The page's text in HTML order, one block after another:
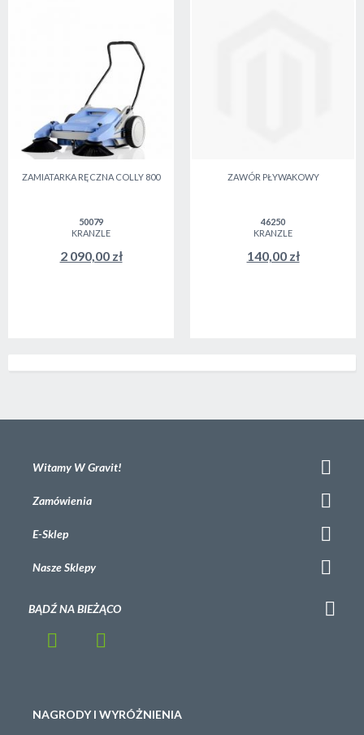
ZAMIATARKA RĘCZNA COLLY 800
50079
KRANZLE
2 090,00 zł
ZAWÓR PŁYWAKOWY
46250
KRANZLE
140,00 zł
Witamy W Gravit!
Zamówienia
E-Sklep
Nasze Sklepy
BĄDŹ NA BIEŻĄCO
NAGRODY I WYRÓŻNIENIA